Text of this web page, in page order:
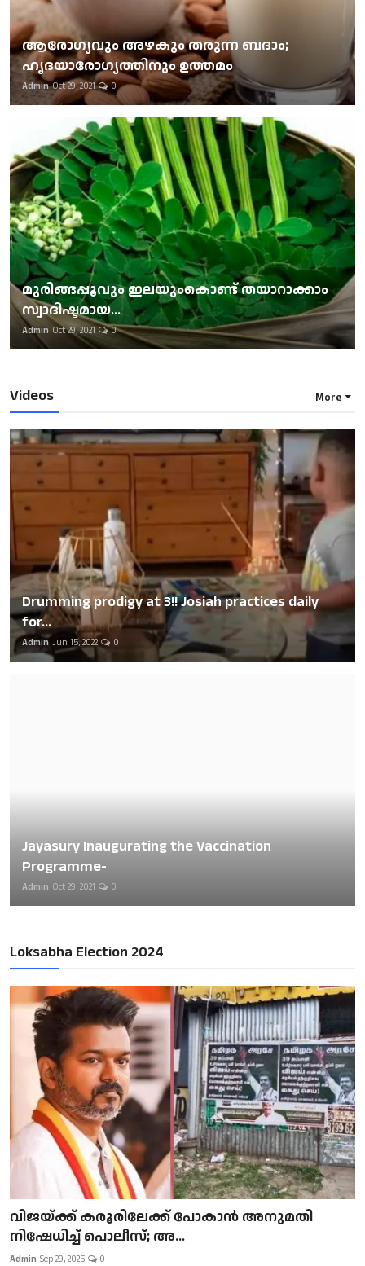
ആരോഗ്യവും അഴകും തരുന്ന ബദാം;
ഹൃദയാരോഗ്യത്തിനും ഉത്തമം
Admin Oct 29, 2021 0
മുരിങ്ങപ്പൂവും ഇലയുംകൊണ്ട് തയാറാക്കാം
സ്വാദിഷ്ടമായ...
Admin Oct 29, 2021 0
Videos More
Drumming prodigy at 3!! Josiah practices daily
for...
Admin Jun 15, 2022 0
Jayasury Inaugurating the Vaccination
Programme-
Admin Oct 29, 2021 0
Loksabha Election 2024
വിജയ്ക്ക് കരൂരിലേക്ക് പോകാൻ അനുമതി
നിഷേധിച്ച് പൊലീസ്; അ...
Admin Sep 29, 2025 0